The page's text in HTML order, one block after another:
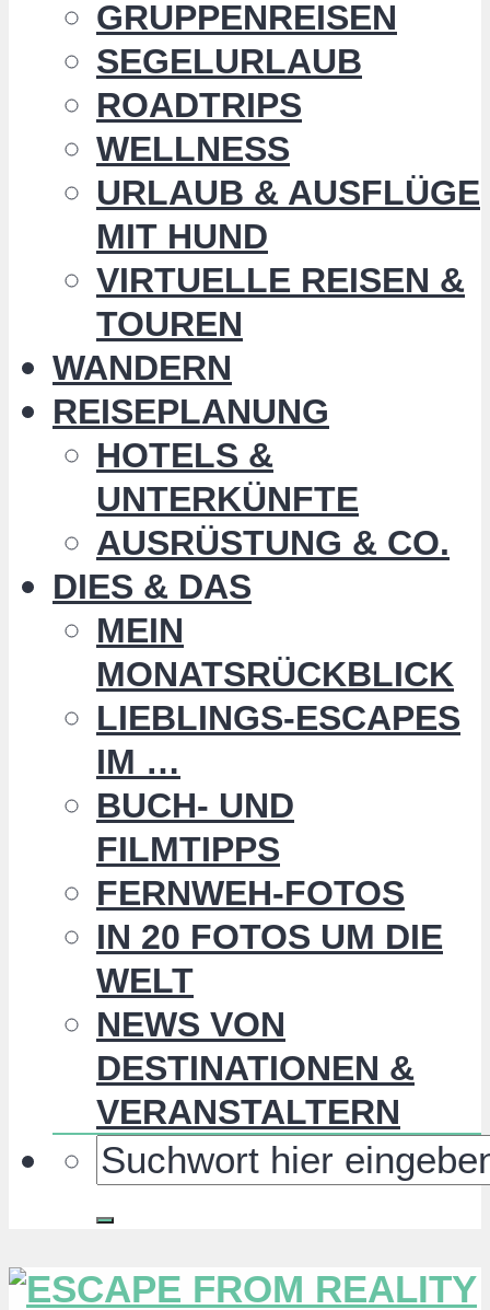
GRUPPENREISEN
SEGELURLAUB
ROADTRIPS
WELLNESS
URLAUB & AUSFLÜGE
MIT HUND
VIRTUELLE REISEN &
TOUREN
WANDERN
REISEPLANUNG
HOTELS &
UNTERKÜNFTE
AUSRÜSTUNG & CO.
DIES & DAS
MEIN
MONATSRÜCKBLICK
LIEBLINGS-ESCAPES
IM …
BUCH- UND
FILMTIPPS
FERNWEH-FOTOS
IN 20 FOTOS UM DIE
WELT
NEWS VON
DESTINATIONEN &
VERANSTALTERN